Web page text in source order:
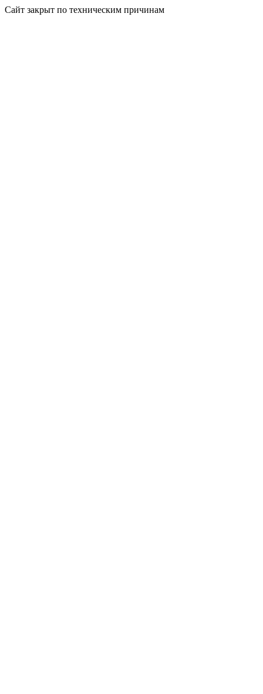
Сайт закрыт по техническим причинам